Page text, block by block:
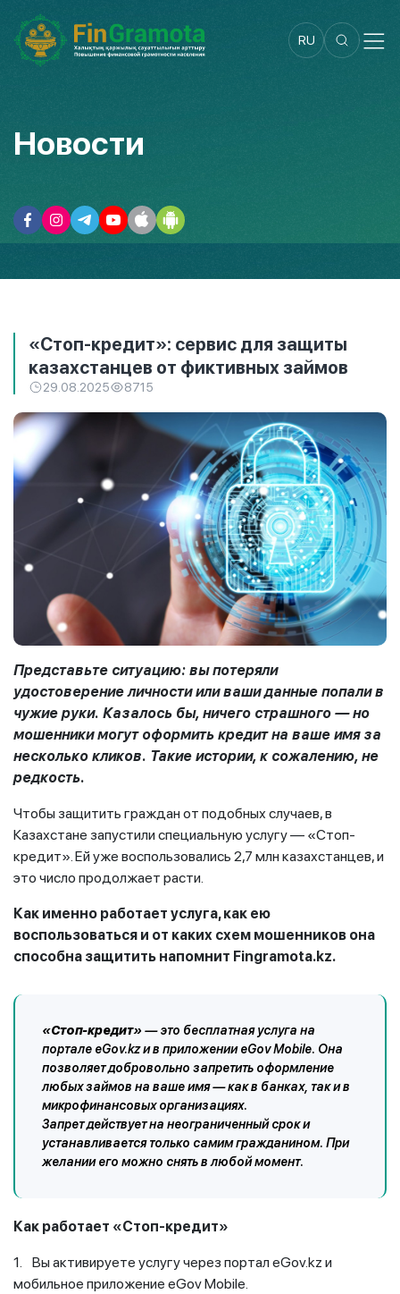
RU
Новости
«Стоп-кредит»: сервис для защиты
казахстанцев от фиктивных займов
29.08.2025 8715
Представьте ситуацию: вы потеряли
удостоверение личности или ваши данные попали в
чужие руки. Казалось бы, ничего страшного — но
мошенники могут оформить кредит на ваше имя за
несколько кликов. Такие истории, к сожалению, не
редкость.
Чтобы защитить граждан от подобных случаев, в
Казахстане запустили специальную услугу — «Стоп-
кредит». Ей уже воспользовались 2,7 млн казахстанцев, и
это число продолжает расти.
Как именно работает услуга, как ею
воспользоваться и от каких схем мошенников она
способна защитить напомнит Fingramota.kz.
«Стоп-кредит» — это бесплатная услуга на
портале eGov.kz и в приложении eGov Mobile. Она
позволяет добровольно запретить оформление
любых займов на ваше имя — как в банках, так и в
микрофинансовых организациях.
Запрет действует на неограниченный срок и
устанавливается только самим гражданином. При
желании его можно снять в любой момент.
Как работает «Стоп-кредит»
1. Вы активируете услугу через портал eGov.kz и
мобильное приложение eGov Mobile.